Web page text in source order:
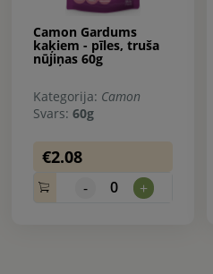
Camon Gardums
kaķiem - pīles, truša
nūjiņas 60g
Kategorija: Camon
Svars: 60g
€2.08
- 0 +